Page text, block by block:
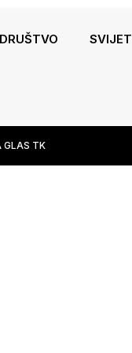
DRUŠTVO SVIJET
GLAS TK